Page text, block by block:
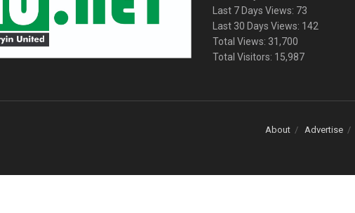
Last 7 Days Views: 73
Last 30 Days Views: 142
Total Views: 31,700
Total Visitors: 15,987
About Advertise